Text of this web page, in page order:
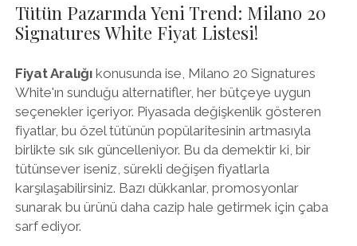
Tütün Pazarında Yeni Trend: Milano 20
Signatures White Fiyat Listesi!
Fiyat Aralığıkonusunda ise, Milano 20 Signatures
White'ın sunduğu alternatifler, her bütçeye uygun
seçenekler içeriyor. Piyasada değişkenlik gösteren
fiyatlar, bu özel tütünün popülaritesinin artmasıyla
birlikte sık sık güncelleniyor. Bu da demektir ki, bir
tütünsever iseniz, sürekli değişen fiyatlarla
karşılaşabilirsiniz. Bazı dükkanlar, promosyonlar
sunarak bu ürünü daha cazip hale getirmek için çaba
sarf ediyor.